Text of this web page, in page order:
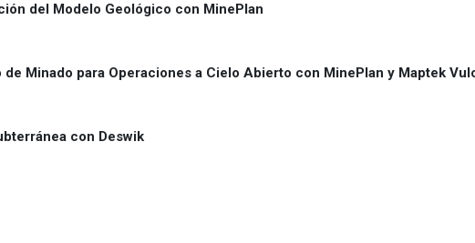
del Modelo Geológico con MinePlan
Minado para Operaciones a Cielo Abierto con MinePlan y Maptek
con Deswik